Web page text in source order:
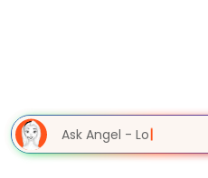
Ask Angel - Lo|